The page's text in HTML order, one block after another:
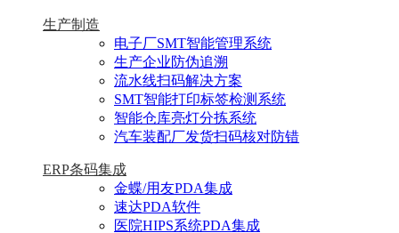
生产制造
电子厂SMT智能管理系统
生产企业防伪追溯
流水线扫码解决方案
SMT智能打印标签检测系统
智能仓库亮灯分拣系统
汽车装配厂发货扫码核对防错
ERP条码集成
金蝶/用友PDA集成
速达PDA软件
医院HIPS系统PDA集成